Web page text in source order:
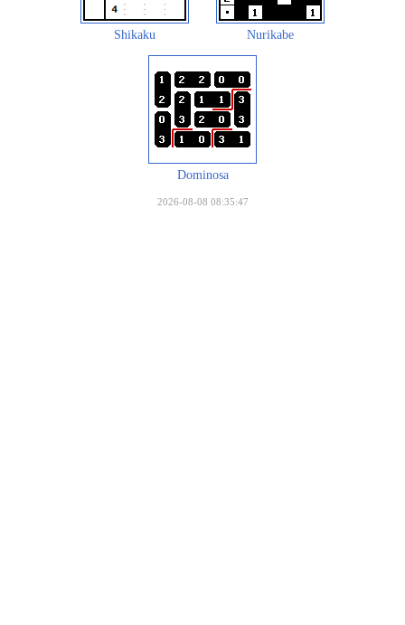
Shikaku Nurikabe
Dominosa
2026-08-08 08:35:47